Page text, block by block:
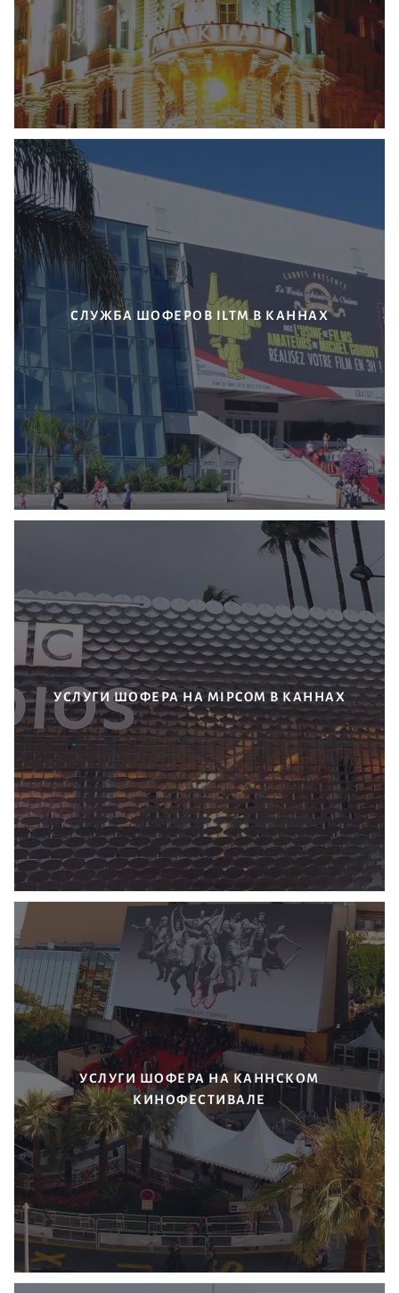
СЛУЖБА ШОФЕРОВ ILTM В КАННАХ
УСЛУГИ ШОФЕРА НА MIPCOM В КАННАХ
УСЛУГИ ШОФЕРА НА КАННСКОМ
КИНОФЕСТИВАЛЕ